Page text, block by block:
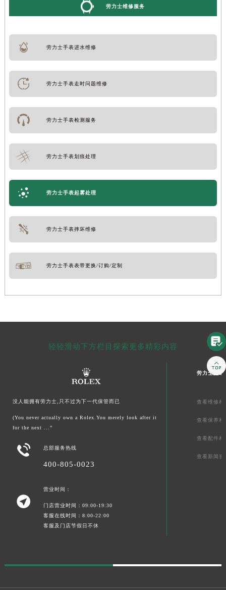
劳力士维修服务
劳力士手表进水维修
劳力士手表走时问题维修
劳力士手表检测服务
劳力士手表划痕处理
劳力士手表起雾处理
劳力士手表摔坏维修
劳力士手表表带更换/订购/定制
轻轻滑动下方栏目探索更多精彩内容
没人能拥有劳力士,只不过为下一代保管而已
(You never actually own a Rolex.You merely look after it
for the next ...”
 总部服务热线
400-805-0023

营业时间：
门店营业时间：09:00-19:30
客服在线时间：8:00-22:00
客服及门店节假日不休
劳力士文章
查看维修相
查看保养相
查看配件相
查看新闻资

